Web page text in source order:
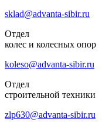
sklad@advanta-sibir.ru
Отдел
колес и колесных опор
koleso@advanta-sibir.ru
Отдел
строительной техники
zlp630@advanta-sibir.ru